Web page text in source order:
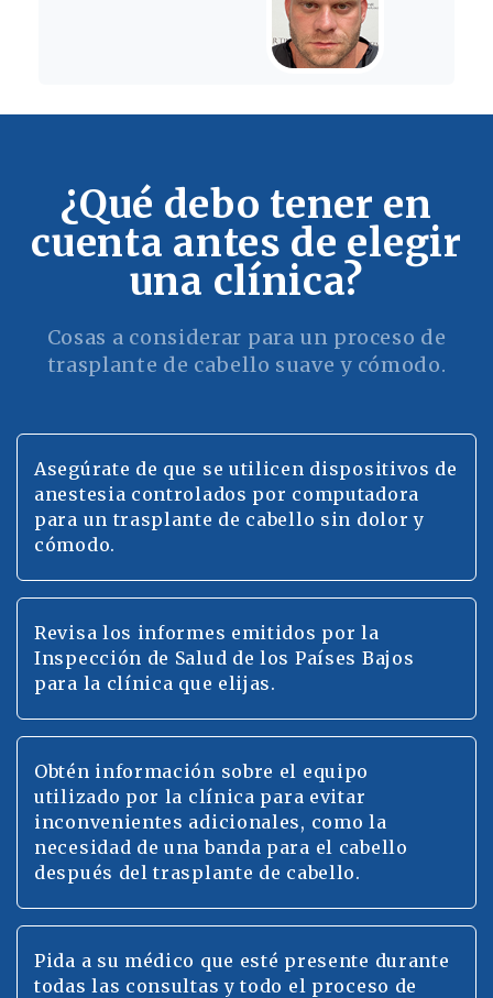
¿Qué debo tener en
cuenta antes de elegir
una clínica?
Cosas a considerar para un proceso de
trasplante de cabello suave y cómodo.
Asegúrate de que se utilicen dispositivos de
anestesia controlados por computadora
para un trasplante de cabello sin dolor y
cómodo.
Revisa los informes emitidos por la
Inspección de Salud de los Países Bajos
para la clínica que elijas.
Obtén información sobre el equipo
utilizado por la clínica para evitar
inconvenientes adicionales, como la
necesidad de una banda para el cabello
después del trasplante de cabello.
Pida a su médico que esté presente durante
todas las consultas y todo el proceso de